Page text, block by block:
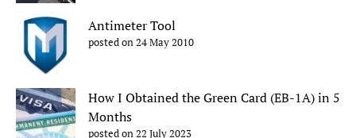
Antimeter Tool
posted on 24 May 2010
How I Obtained the Green Card (EB-1A) in 5
Months
posted on 22 July 2023